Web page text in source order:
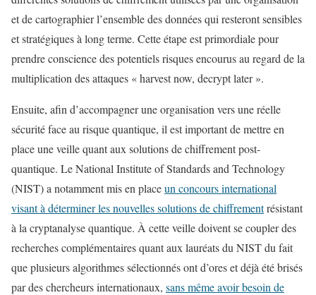
et de cartographier l’ensemble des données qui resteront sensibles
et stratégiques à long terme. Cette étape est primordiale pour
prendre conscience des potentiels risques encourus au regard de la
multiplication des attaques « harvest now, decrypt later ».
Ensuite, afin d’accompagner une organisation vers une réelle
sécurité face au risque quantique, il est important de mettre en
place une veille quant aux solutions de chiffrement post-
quantique. Le National Institute of Standards and Technology
(NIST) a notamment mis en placeun concours international
visant à déterminer les nouvelles solutions de chiffrementrésistant
à la cryptanalyse quantique. À cette veille doivent se coupler des
recherches complémentaires quant aux lauréats du NIST du fait
que plusieurs algorithmes sélectionnés ont d’ores et déjà été brisés
par des chercheurs internationaux, sans même avoir besoin de